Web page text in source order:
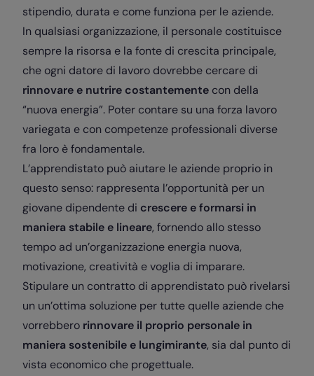
stipendio, durata e come funziona per le aziende.
In qualsiasi organizzazione, il personale costituisce
sempre la risorsa e la fonte di crescita principale,
che ogni datore di lavoro dovrebbe cercare di
rinnovare e nutrire costantemente con della
“nuova energia”. Poter contare su una forza lavoro
variegata e con competenze professionali diverse
fra loro è fondamentale.
L’apprendistato può aiutare le aziende proprio in
questo senso: rappresenta l’opportunità per un
giovane dipendente di crescere e formarsi in
maniera stabile e lineare, fornendo allo stesso
tempo ad un’organizzazione energia nuova,
motivazione, creatività e voglia di imparare.
Stipulare un contratto di apprendistato può rivelarsi
un un’ottima soluzione per tutte quelle aziende che
vorrebbero rinnovare il proprio personale in
maniera sostenibile e lungimirante, sia dal punto di
vista economico che progettuale.